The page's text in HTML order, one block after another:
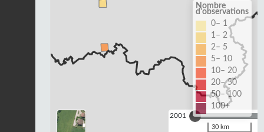
2001
Nombre
d'observations
0– 1
1– 2
2– 5
5– 10
10– 20
20– 50
50– 100
100+
30 km